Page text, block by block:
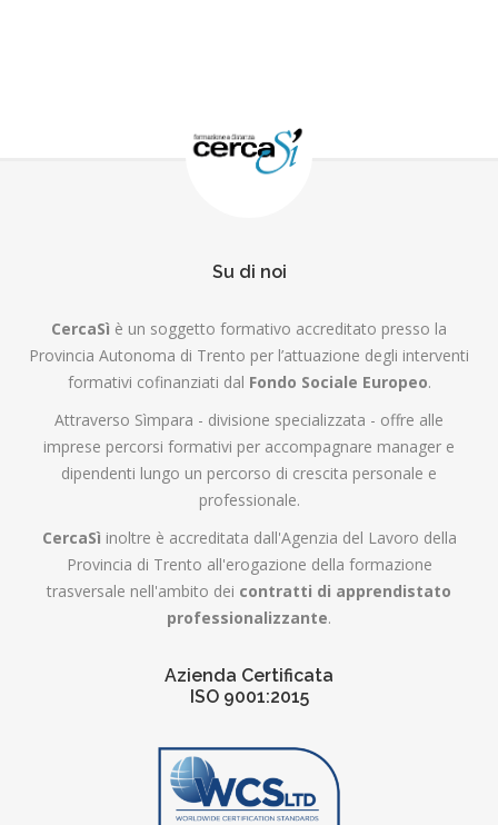
Su di noi
CercaSì è un soggetto formativo accreditato presso la
Provincia Autonoma di Trento per l’attuazione degli interventi
formativi cofinanziati dal Fondo Sociale Europeo.
Attraverso Sìmpara - divisione specializzata - offre alle
imprese percorsi formativi per accompagnare manager e
dipendenti lungo un percorso di crescita personale e
professionale.
CercaSì inoltre è accreditata dall'Agenzia del Lavoro della
Provincia di Trento all'erogazione della formazione
trasversale nell'ambito dei contratti di apprendistato
professionalizzante.
Azienda Certificata
ISO 9001:2015